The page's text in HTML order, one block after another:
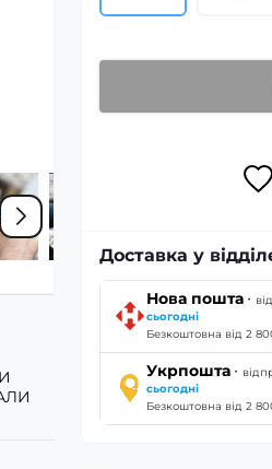
Доставка у
Нова пошта ·
сьогодні
Безкоштовна від 2
Укрпошта ·
сьогодні
Безкоштовна від 2